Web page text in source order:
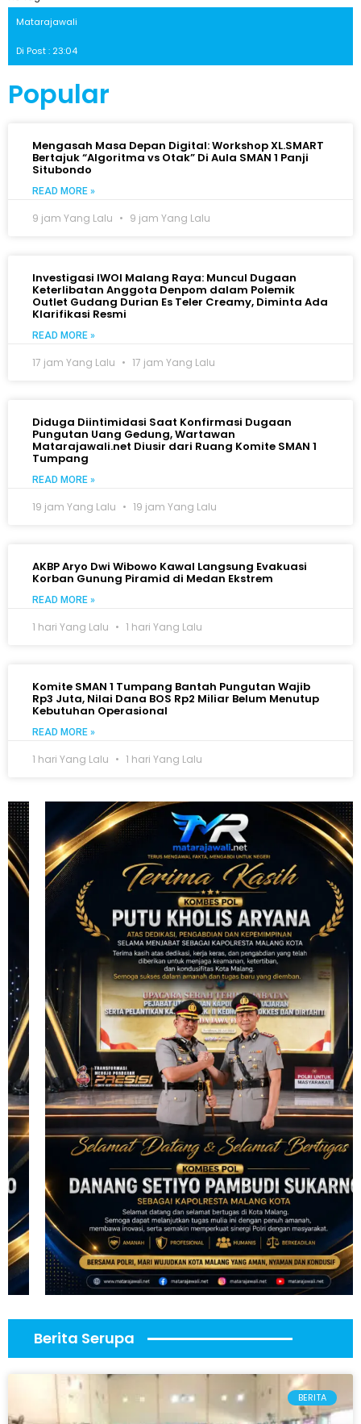
Matarajawali
Di Post : 23:04
Popular
Mengasah Masa Depan Digital: Workshop XL.SMART
Bertajuk “Algoritma vs Otak” Di Aula SMAN 1 Panji
Situbondo
READ MORE »
9 jam Yang Lalu 9 jam Yang Lalu
Investigasi IWOI Malang Raya: Muncul Dugaan
Keterlibatan Anggota Denpom dalam Polemik
Outlet Gudang Durian Es Teler Creamy, Diminta Ada
Klarifikasi Resmi
READ MORE »
17 jam Yang Lalu 17 jam Yang Lalu
Diduga Diintimidasi Saat Konfirmasi Dugaan
Pungutan Uang Gedung, Wartawan
Matarajawali.net Diusir dari Ruang Komite SMAN 1
Tumpang
READ MORE »
19 jam Yang Lalu 19 jam Yang Lalu
AKBP Aryo Dwi Wibowo Kawal Langsung Evakuasi
Korban Gunung Piramid di Medan Ekstrem
READ MORE »
1 hari Yang Lalu 1 hari Yang Lalu
Komite SMAN 1 Tumpang Bantah Pungutan Wajib
Rp3 Juta, Nilai Dana BOS Rp2 Miliar Belum Menutup
Kebutuhan Operasional
READ MORE »
1 hari Yang Lalu 1 hari Yang Lalu
Berita Serupa
BERITA